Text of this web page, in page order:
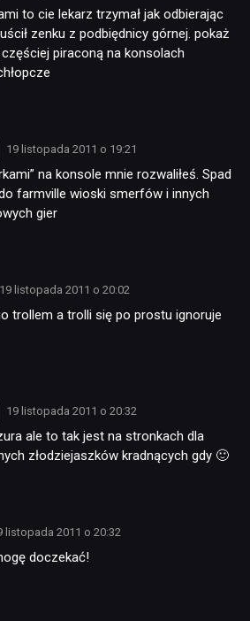
to cie lekarz trzymał jak odbierając
zenku z podbiędnicy górnej. pokaż
piraconą na konsolach
19 listopada 2011 o 19:21
na konsole mnie rozwaliłeś. Spad
farmville wioski smerfów i innych
gier
19 listopada 2011 o 20:02
trollem a trolli się po prostu ignoruje
19 listopada 2011 o 20:32
ale to tak jest na stronkach dla
złodziejaszków kradnących gdy 🙂
listopada 2011 o 20:32
doczekać!